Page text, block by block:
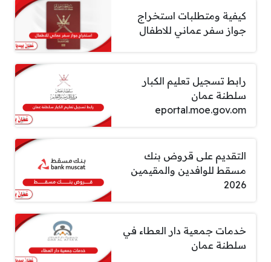
كيفية ومتطلبات استخراج
جواز سفر عماني للاطفال
رابط تسجيل تعليم الكبار
سلطنة عمان
eportal.moe.gov.om
التقديم على قروض بنك
مسقط للوافدين والمقيمين
2026
خدمات جمعية دار العطاء في
سلطنة عمان